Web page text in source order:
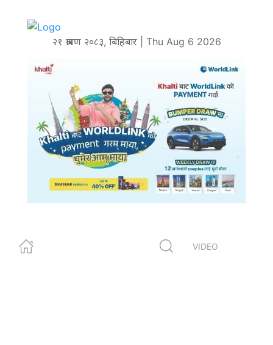
२१ श्रावण २०८३, बिहिबार | Thu Aug 6 2026
VIDEO